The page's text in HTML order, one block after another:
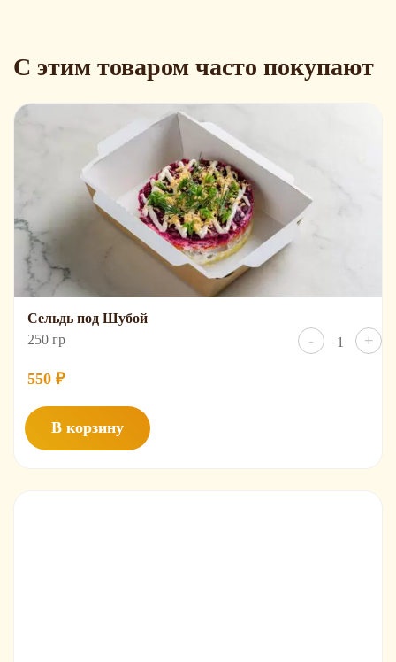
С этим товаром часто покупают
Сельдь под Шубой
250 гр
550 ₽
- товара+
В корзину